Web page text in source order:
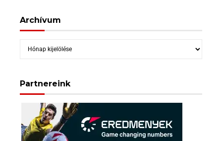
Archívum
Archívum
Partnereink